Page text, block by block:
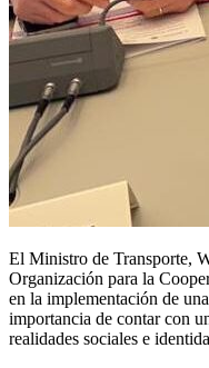
El Ministro de Transporte,
Organización para la
en la implementación de
importancia de contar con
realidades sociales e